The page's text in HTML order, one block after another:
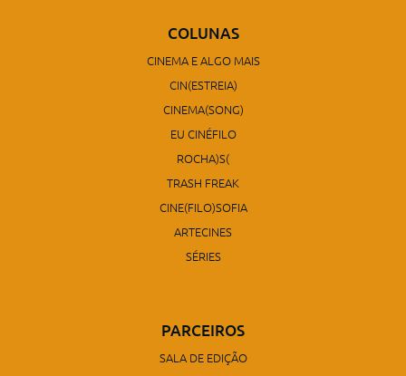
COLUNAS
CINEMA E ALGO MAIS
CIN(ESTREIA)
CINEMA(SONG)
EU CINÉFILO
ROCHA)S(
TRASH FREAK
CINE(FILO)SOFIA
ARTECINES
SÉRIES
PARCEIROS
SALA DE EDIÇÃO